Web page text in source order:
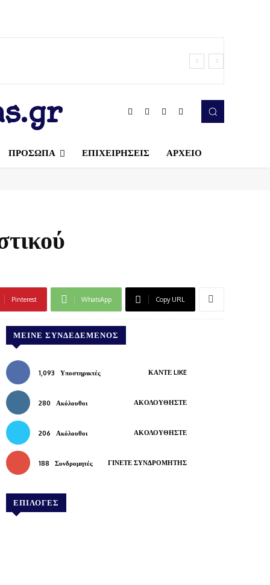
ΠΡΟΣΩΠΑ ΕΠΙΧΕΙΡΗΣΕΙΣ ΑΡΧΕΙΟ
Pinterest WhatsApp Copy URL
ΜΕΊΝΕ ΣΥΝΔΕΔΕΜΈΝΟΣ
1,093 Υποστηρικτές ΚΆΝΤΕ LIKE
280 Ακόλουθοι ΑΚΟΛΟΥΘΉΣΤΕ
206 Ακόλουθοι ΑΚΟΛΟΥΘΉΣΤΕ
188 Συνδρομητές ΓΊΝΕΤΕ ΣΥΝΔΡΟΜΗΤΉΣ
ΕΠΙΛΟΓΕΣ